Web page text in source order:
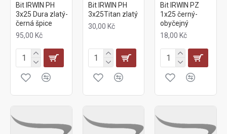
Bit IRWIN PH
3x25 Dura zlatý-
černá špice
95,00 Kč
Bit IRWIN PH
3x25Titan zlatý
30,00 Kč
Bit IRWIN PZ
1x25 černý-
obyčejný
18,00 Kč